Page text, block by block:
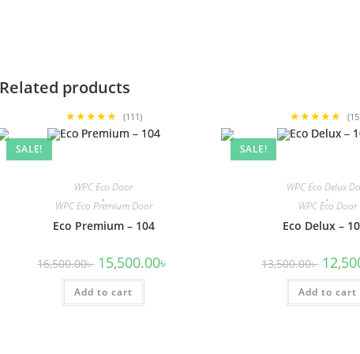
Related products
★★★★★ (111)
SALE!
WPC Eco Door
,
WPC Eco Premium Door
Eco Premium – 104
16,500.00৳ Original
price
was:
16,500.00৳ .
15,500.00৳
Add to cart
★★★★★
SALE!
WPC Eco Delux
,
WPC Eco Door
Eco Delux –
13,500.00৳ price
was:
Add to cart